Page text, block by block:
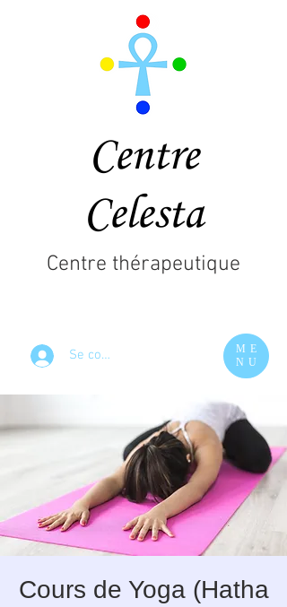
Centre
Celesta
Se connecter
ME
NU
Centre thérapeutique
Cours de Yoga (Hatha